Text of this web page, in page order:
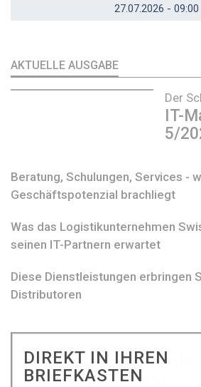
27.07.2026 - 09:00
AKTUELLE AUSGABE
Der
IT-
5/
Beratung, Schulungen, Services -
Geschäftspotenzial brachliegt
Was das Logistikunternehmen
seinen IT-Partnern erwartet
Diese Dienstleistungen erbringen
Distributoren
DIREKT IN IHREN
BRIEFKASTEN